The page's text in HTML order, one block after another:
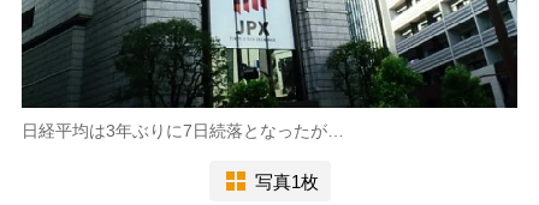
日経平均は3年ぶりに7日続落となったが…
写真1枚